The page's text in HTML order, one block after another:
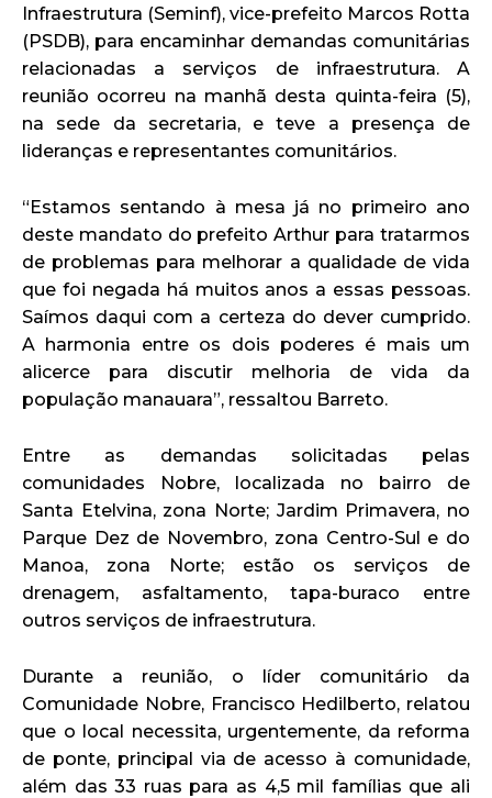
Infraestrutura (Seminf), vice-prefeito Marcos Rotta
(PSDB), para encaminhar demandas comunitárias
relacionadas a serviços de infraestrutura. A
reunião ocorreu na manhã desta quinta-feira (5),
na sede da secretaria, e teve a presença de
lideranças e representantes comunitários.
“Estamos sentando à mesa já no primeiro ano
deste mandato do prefeito Arthur para tratarmos
de problemas para melhorar a qualidade de vida
que foi negada há muitos anos a essas pessoas.
Saímos daqui com a certeza do dever cumprido.
A harmonia entre os dois poderes é mais um
alicerce para discutir melhoria de vida da
população manauara”, ressaltou Barreto.
Entre as demandas solicitadas pelas
comunidades Nobre, localizada no bairro de
Santa Etelvina, zona Norte; Jardim Primavera, no
Parque Dez de Novembro, zona Centro-Sul e do
Manoa, zona Norte; estão os serviços de
drenagem, asfaltamento, tapa-buraco entre
outros serviços de infraestrutura.
Durante a reunião, o líder comunitário da
Comunidade Nobre, Francisco Hedilberto, relatou
que o local necessita, urgentemente, da reforma
de ponte, principal via de acesso à comunidade,
além das 33 ruas para as 4,5 mil famílias que ali